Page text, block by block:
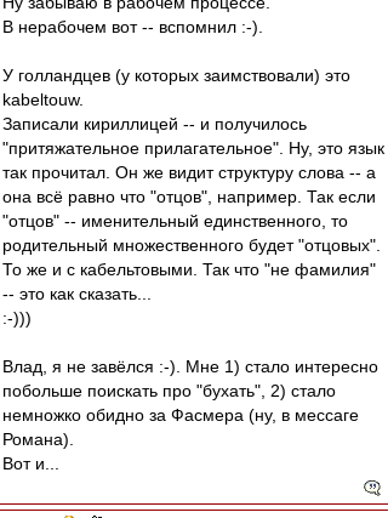
В нерабочем вот -- вспомнил :-).
У голландцев (у которых заимствовали) это
kabeltouw.
Записали кириллицей -- и получилось
"притяжательное прилагательное". Ну, это язык
так прочитал. Он же видит структуру слова -- а
она всё равно что "отцов", например. Так если
"отцов" -- именительный единственного, то
родительный множественного будет "отцовых".
То же и с кабельтовыми. Так что "не фамилия"
-- это как сказать...
:-)))
Влад, я не завёлся :-). Мне 1) стало интересно
побольше поискать про "бухать", 2) стало
немножко обидно за Фасмера (ну, в мессаге
Романа).
Вот и...